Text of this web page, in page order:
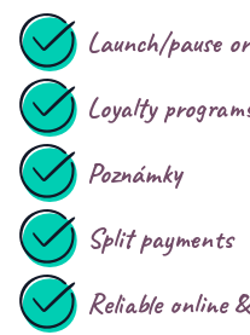
Launch/pause
Loyalty
Poznámky
Split payments
Reliable online